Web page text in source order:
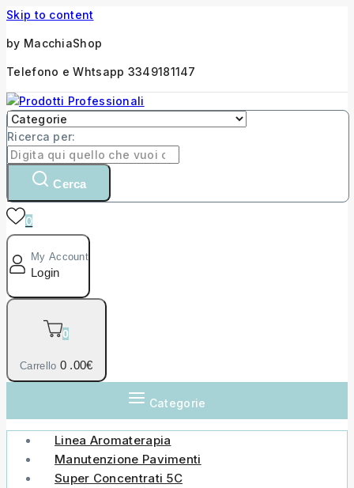
Skip to content
by MacchiaShop
Telefono e Whtsapp 3349181147
Ricerca per:
Cerca
0
My Account
Login
0
Carrello 0 .00€
Categorie
Linea Aromaterapia
Manutenzione Pavimenti
Super Concentrati 5C